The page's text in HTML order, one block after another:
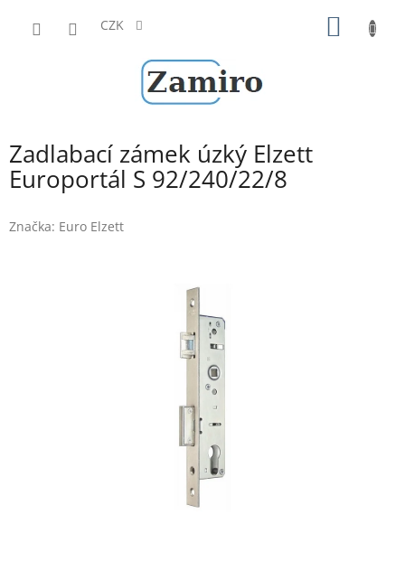
CZK
Zadlabací zámek úzký Elzett
Europortál S 92/240/22/8
Značka: Euro Elzett